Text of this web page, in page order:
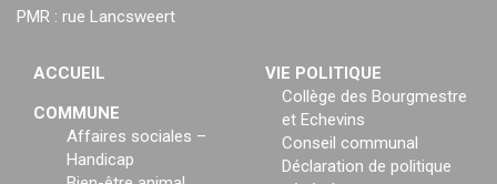
PMR : rue Lancsweert
ACCUEIL
COMMUNE
Affaires sociales –
Handicap
VIE POLITIQUE
Collège des Bourgmestre
et Echevins
Conseil communal
Déclaration de politique